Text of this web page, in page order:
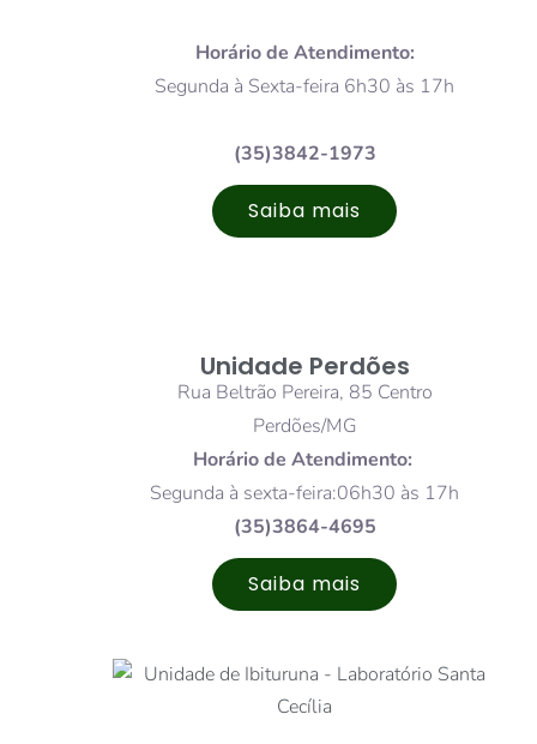
Horário de Atendimento:
Segunda à Sexta-feira 6h30 às 17h
(35)3842-1973
Saiba mais
Unidade Perdões
Rua Beltrão Pereira, 85 Centro
Perdões/MG
Horário de Atendimento:
Segunda à sexta-feira:06h30 às 17h
(35)3864-4695
Saiba mais